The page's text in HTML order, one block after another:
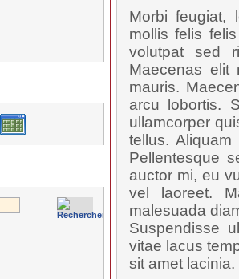
Morbi feugiat,
mollis felis
volutpat sed
Maecenas elit
mauris.
arcu lobortis.
ullamcorper
tellus.
Pellentesque
auctor mi, eu
vel laoreet.
malesuada
Suspendisse
vitae lacus
sit amet lacinia.